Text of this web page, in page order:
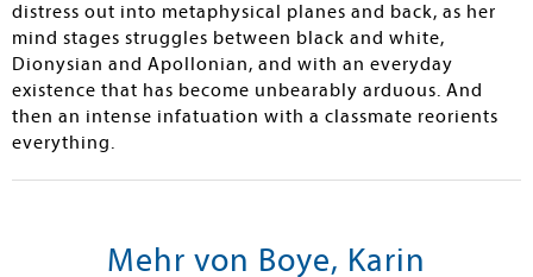
distress out into metaphysical planes and back, as her
mind stages struggles between black and white,
Dionysian and Apollonian, and with an everyday
existence that has become unbearably arduous. And
then an intense infatuation with a classmate reorients
everything.
Mehr von Boye, Karin